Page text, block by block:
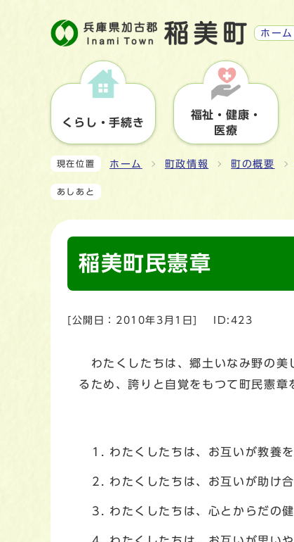
ホーム
くらし・手続き
福祉・健康・
医療
現在位置 ホーム 町政情報 町の概要
あしあと
稲美町民憲章
[公開日： 2010年3月1日 ID:423
わたくしたちは、郷土いなみ野の美
るため、誇りと自覚をもつて町民憲章
わたくしたちは、お互いが教養
わたくしたちは、お互いが助け
わたくしたちは、心とからだの